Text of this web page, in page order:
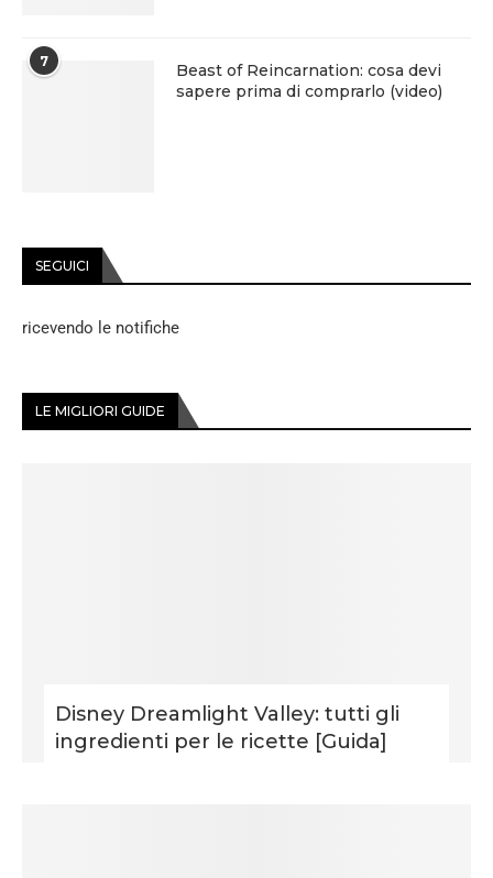
7
Beast of Reincarnation: cosa devi
sapere prima di comprarlo (video)
SEGUICI
ricevendo le notifiche
LE MIGLIORI GUIDE
Disney Dreamlight Valley: tutti gli
ingredienti per le ricette [Guida]